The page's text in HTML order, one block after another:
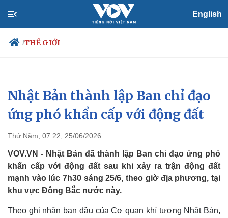
English
/THẾ GIỚI
Chính trị
Đảng
Tổ chức nhân sự
Nhận diện sự thật
Xã hội
Tin 24h
Dự báo thời tiết
Việc làm
Biển đảo
Nhật Bản thành lập Ban chỉ đạo
ứng phó khẩn cấp với động đất
Thứ Năm, 07:22, 25/06/2026
VOV.VN - Nhật Bản đã thành lập Ban chỉ đạo ứng phó
khẩn cấp với động đất sau khi xảy ra trận động đất
mạnh vào lúc 7h30 sáng 25/6, theo giờ địa phương, tại
khu vực Đông Bắc nước này.
Theo ghi nhận ban đầu của Cơ quan khí tượng Nhật Bản,